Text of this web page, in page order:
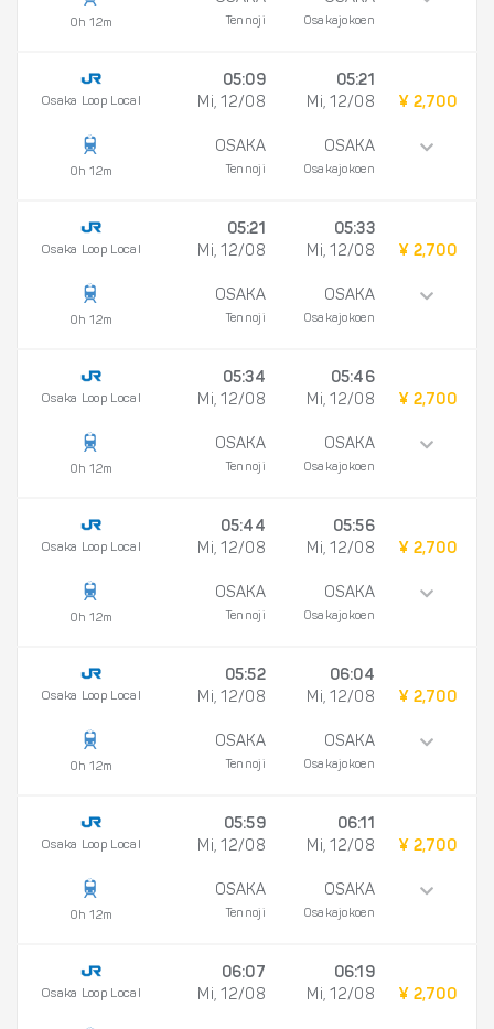
0h 12m Tennoji Osakajokoen
Osaka Loop Local
0h 12m
05:09
Mi, 12/08
OSAKA
Tennoji
05:21
Mi, 12/08
OSAKA
Osakajokoen
¥ 2,700
Osaka Loop Local
0h 12m
05:21
Mi, 12/08
OSAKA
Tennoji
05:33
Mi, 12/08
OSAKA
Osakajokoen
¥ 2,700
Osaka Loop Local
0h 12m
05:34
Mi, 12/08
OSAKA
Tennoji
05:46
Mi, 12/08
OSAKA
Osakajokoen
¥ 2,700
Osaka Loop Local
0h 12m
05:44
Mi, 12/08
OSAKA
Tennoji
05:56
Mi, 12/08
OSAKA
Osakajokoen
¥ 2,700
Osaka Loop Local
0h 12m
05:52
Mi, 12/08
OSAKA
Tennoji
06:04
Mi, 12/08
OSAKA
Osakajokoen
¥ 2,700
Osaka Loop Local
0h 12m
05:59
Mi, 12/08
OSAKA
Tennoji
06:11
Mi, 12/08
OSAKA
Osakajokoen
¥ 2,700
Osaka Loop Local
06:07
Mi, 12/08
06:19
Mi, 12/08
¥ 2,700